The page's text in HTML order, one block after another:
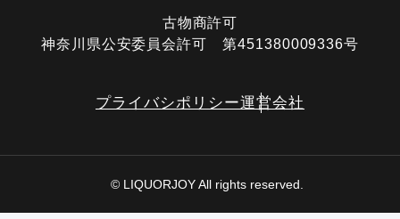
古物商許可
神奈川県公安委員会許可 第451380009336号
プライバシポリシー運営会社
© LIQUORJOY All rights reserved.